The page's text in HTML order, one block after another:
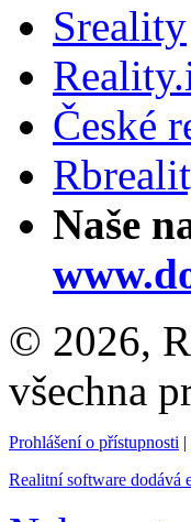
Sreality
České
Naše
© 2026,
všechna
Prohlášení o přístupnosti |
Realitní software dodává